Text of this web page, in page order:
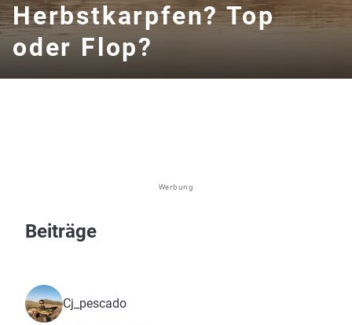
Herbstkarpfen? Top
oder Flop?
Werbung
Beiträge
Cj_pescado